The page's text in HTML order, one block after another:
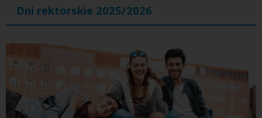
Dni rektorskie 2025/2026